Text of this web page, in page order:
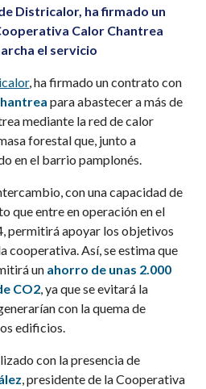
Districalor, ha firmado un
Calor Chantrea
el servicio
, ha firmado un contrato con
para abastecer a más de
mediante la red de calor
forestal que, junto a
en el barrio pamplonés.
con una capacidad de
que entre en operación en el
permitirá apoyar los objetivos
cooperativa. Así, se estima que
un ahorro de unas 2.000
CO2, ya que se evitará la
con la quema de
edificios.
con la presencia de
, presidente de la Cooperativa